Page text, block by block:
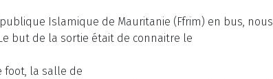
Islamique de Mauritanie (Ffrim) en bus, nous
but de la sortie était de connaitre le
foot, la salle de